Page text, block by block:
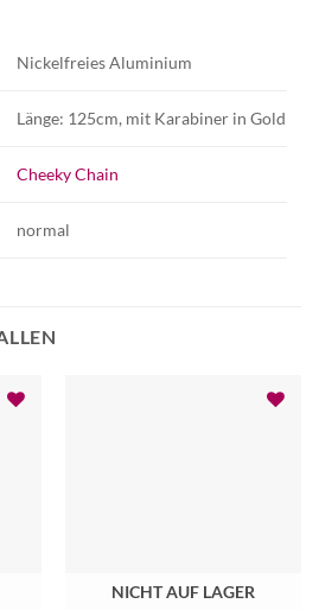
normal
Nickelfreies Aluminium
Länge: 125cm, mit Karabiner in Gold
Cheeky Chain
NICHT AUF LAGER